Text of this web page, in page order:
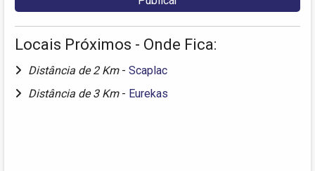
Locais Próximos - Onde Fica:
Distância de 2 Km - Scaplac
Distância de 3 Km - Eurekas